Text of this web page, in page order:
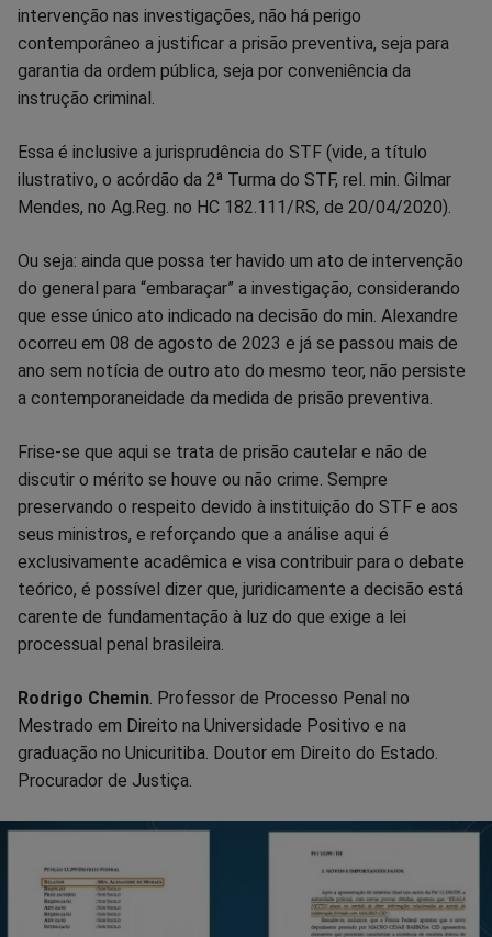
intervenção nas investigações, não há perigo
contemporâneo a justificar a prisão preventiva, seja para
garantia da ordem pública, seja por conveniência da
instrução criminal.
Essa é inclusive a jurisprudência do STF (vide, a título
ilustrativo, o acórdão da 2ª Turma do STF, rel. min. Gilmar
Mendes, no Ag.Reg. no HC 182.111/RS, de 20/04/2020).
Ou seja: ainda que possa ter havido um ato de intervenção
do general para “embaraçar” a investigação, considerando
que esse único ato indicado na decisão do min. Alexandre
ocorreu em 08 de agosto de 2023 e já se passou mais de
ano sem notícia de outro ato do mesmo teor, não persiste
a contemporaneidade da medida de prisão preventiva.
Frise-se que aqui se trata de prisão cautelar e não de
discutir o mérito se houve ou não crime. Sempre
preservando o respeito devido à instituição do STF e aos
seus ministros, e reforçando que a análise aqui é
exclusivamente acadêmica e visa contribuir para o debate
teórico, é possível dizer que, juridicamente a decisão está
carente de fundamentação à luz do que exige a lei
processual penal brasileira.
Rodrigo Chemin . Professor de Processo Penal no
Mestrado em Direito na Universidade Positivo e na
graduação no Unicuritiba. Doutor em Direito do Estado.
Procurador de Justiça.